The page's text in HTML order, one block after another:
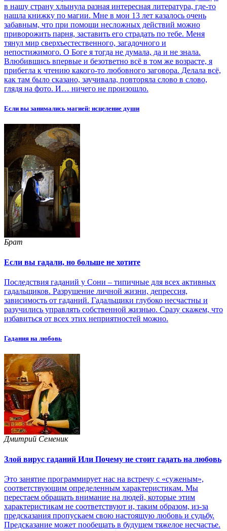
в нашу страну хлынула разная интересная литература, где-то
нашла книжку по магии. Мне в мои 13 лет казалось очень
забавным, что при помощи несложных действий можно
приворожить парня, заставить его страдать по тебе. Меня
тянул мир сверхъестественного, загадочного и
непостижимого. О Боге я тогда не думала, да и не знала.
Влюбившись впервые и безответно всё в том же возрасте, я
прибегла к чтению какого-то любовного заговора. Делала всё,
как там было сказано, заучивала, повторяла слово в слово,
глядя на фото. И… ничего не произошло.
Если вы занимались магией: исцеление души
Брат
Если вы гадали, но больше не хотите
Последствия гаданий у Сони – типичные для всех активных
гадальщиков. Разрушение личной жизни, депрессия,
зависимость от гаданий. Гадальщики глубоко несчастны и
разучились управлять собственной жизнью. Сразу скажем, что
избавиться от всех этих неприятностей можно.
Гадания на любовь
Дмитрий Семеник
Злой вирус гаданий Или Почему не стоит гадать на любовь
Это занятие программирует нас на встречу с «суженым»,
соответствующим определенным характеристикам. Мы
перестаем обращать внимание на людей, которые этим
характеристикам не соответствуют и, таким образом, из-за
предсказания пропускаем свою настоящую любовь и судьбу.
Предсказание может пообещать в будущем тяжелое несчастье.